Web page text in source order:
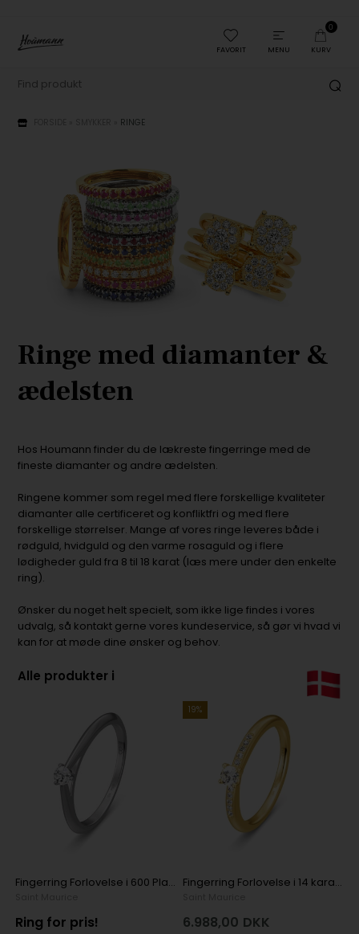
FAVORIT MENU
0
KURV
RINGE
Ringe med diamanter &
ædelsten
Hos Houmann finder du de lækreste fingerringe med de
fineste diamanter og andre ædelsten.
Ringene kommer som regel med flere forskellige kvaliteter
diamanter alle certificeret og konfliktfri og med flere
forskellige størrelser. Mange af vores ringe leveres både i
rødguld, hvidguld og den varme rosaguld og i flere
lødigheder guld fra 8 til 18 karat (læs mere under den enkelte
ring).
Ønsker du noget helt specielt, som ikke lige findes i vores
udvalg, så kontakt gerne vores kundeservice, så gør vi hvad vi
kan for at møde dine ønsker og behov.
Alle produkter i
Fingerring Forlovelse i 600 Platin med 1 x 0,05 ct diamanter
Ring for pris!
19%
Fingerring Forlovelse i 14 karat gulguld med 11 stk i alt 0,15 ct diamant
6.988,00 DKK